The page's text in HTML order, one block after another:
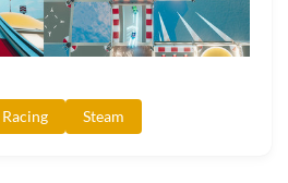
Racing Steam